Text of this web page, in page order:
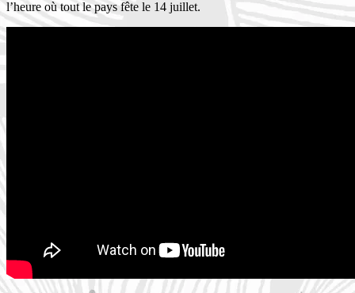
l’heure où tout le pays fête le 14 juillet.